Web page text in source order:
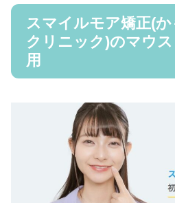
スマイルモア矯正(
クリニック)のマウ
用